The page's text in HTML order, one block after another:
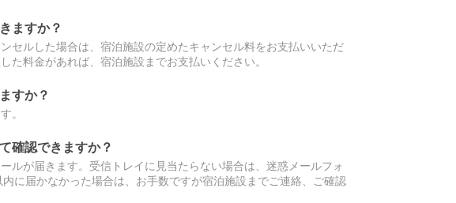
ますか？
セルした場合は、宿泊施設の定めたキャンセル料をお支払いいただ
た料金があれば、宿泊施設までお支払いください。
すか？
。
確認できますか？
ルが届きます。受信トレイに見当たらない場合は、迷惑メールフォ
に届かなかった場合は、お手数ですが宿泊施設までご連絡、ご確認